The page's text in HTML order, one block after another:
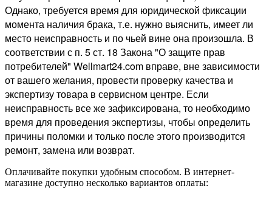
Однако, требуется время для юридической фиксации
момента наличия брака, т.е. нужно выяснить, имеет ли
место неисправность и по чьей вине она произошла. В
соответствии с п. 5 ст. 18 Закона "О защите прав
потребителей" Wellmart24.com вправе, вне зависимости
от вашего желания, провести проверку качества и
экспертизу товара в сервисном центре. Если
неисправность все же зафиксирована, то необходимо
время для проведения экспертизы, чтобы определить
причины поломки и только после этого производится
ремонт, замена или возврат.
Оплачивайте покупки удобным способом. В интернет-
магазине доступно несколько вариантов оплаты: